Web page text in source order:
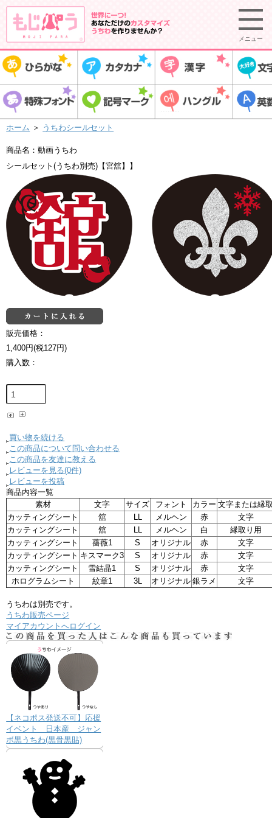
メニュー
ホーム ＞ うちわシールセット
商品名：動画うちわ
シールセット(うちわ別売)【宮舘】】
販売価格：
1,400円(税127円)
購入数：
買い物を続ける
この商品について問い合わせる
この商品を友達に教える
レビューを見る(0件)
レビューを投稿
商品内容一覧
素材
文字 サイズ フォント カラー 文字または縁
カッティングシート
舘 LL メルヘン 赤
文字
カッティングシート
舘 LL メルヘン 白
縁取り用
カッティングシート
薔薇1 S オリジナル 赤
文字
カッティングシート キスマーク3 S オリジナル 赤
文字
カッティングシート
雪結晶1 S オリジナル 赤
文字
ホログラムシート
紋章1 3L オリジナル 銀ラメ 文字
うちわは別売です。
うちわ販売ページ
マイアカウントへログイン
【ネコポス発送不可】応援
イベント 日本産 ジャン
ボ黒うちわ(黒骨黒貼)